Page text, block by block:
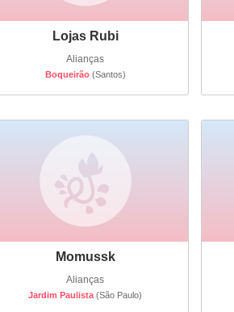
Lojas Rubi
Alianças
Boqueirão(Santos)
Momussk
Alianças
Jardim Paulista (São Paulo)